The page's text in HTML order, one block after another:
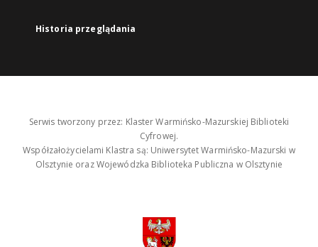
Historia przeglądania
Serwis tworzony przez: Klaster Warmińsko-Mazurskiej Biblioteki
Cyfrowej.
Współzałożycielami Klastra są: Uniwersytet Warmińsko-Mazurski w
Olsztynie oraz Wojewódzka Biblioteka Publiczna w Olsztynie